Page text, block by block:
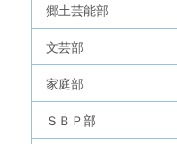
郷土芸能部
文芸部
家庭部
ＳＢＰ部